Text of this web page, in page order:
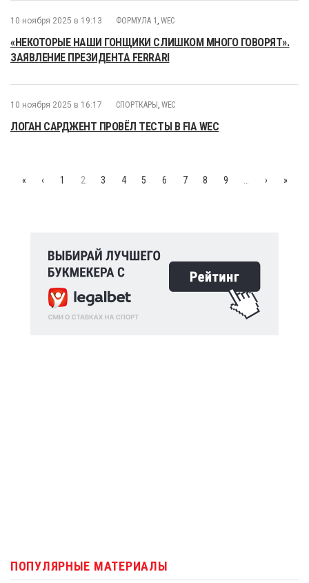
10 ноября 2025 в 19:13 ФОРМУЛА 1 , WEC
«НЕКОТОРЫЕ НАШИ ГОНЩИКИ СЛИШКОМ МНОГО ГОВОРЯТ».
ЗАЯВЛЕНИЕ ПРЕЗИДЕНТА FERRARI
10 ноября 2025 в 16:17 СПОРТКАРЫ , WEC
ЛОГАН САРДЖЕНТ ПРОВЁЛ ТЕСТЫ В FIA WEC
« ‹ 1 2 3 4 5 6 7 8 9 › »
ПОПУЛЯРНЫЕ МАТЕРИАЛЫ